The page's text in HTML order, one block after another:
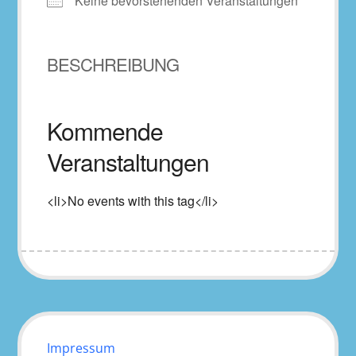
BESCHREIBUNG
Kommende
Veranstaltungen
<li>No events with this tag</li>
Impressum